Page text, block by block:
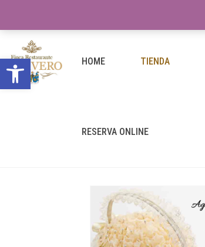
Abrir barra de herramientas
HOME TIENDA
RESERVA ONLINE